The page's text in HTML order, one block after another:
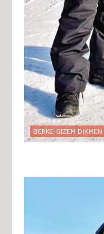
BERKE-GIZEM DIKMEN